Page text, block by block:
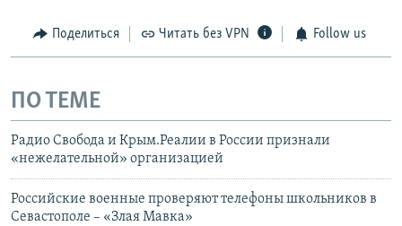
установить VPN
Поделиться Читать без VPN Follow us
ПО ТЕМЕ
Радио Свобода и Крым.Реалии в России признали
«нежелательной» организацией
Российские военные проверяют телефоны школьников в
Севастополе – «Злая Мавка»